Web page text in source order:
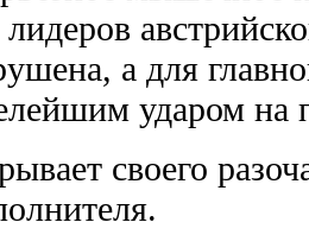
а для
ударом на
своего